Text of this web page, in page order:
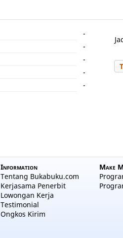
-
-
-
-
-
Information
Tentang Bukabuku.com
Kerjasama Penerbit
Lowongan Kerja
Testimonial
Ongkos Kirim
Make